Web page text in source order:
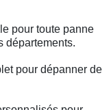
pour toute panne
départements.
pour dépanner de